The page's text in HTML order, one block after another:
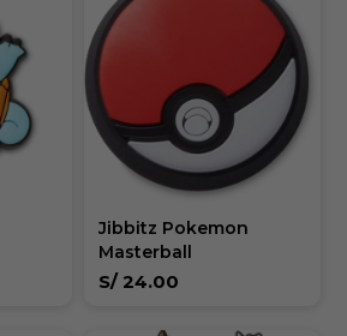
Jibbitz Pokemon
Masterball
S/ 24.00